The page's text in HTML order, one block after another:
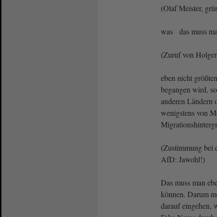
(Olaf Meister,
was das muss
(Zuruf von
eben nicht
begangen wird,
anderen Ländern
wenigstens von
(Zustimmung
AfD: Jawohl!)
Das muss man
können. Darum
darauf eingehen,